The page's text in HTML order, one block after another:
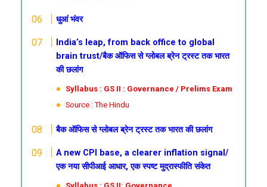
धुआं भंवर
India’s leap, from back office to global
brain trust/बैक ऑफिस से ग्लोबल ब्रेन ट्रस्ट तक भारत
की छलांग
Syllabus : GS II : Governance / Prelims Exam
Source : The Hindu
बैक ऑफिस से ग्लोबल ब्रेन ट्रस्ट तक भारत की छलांग
A new CPI base, a clearer inflation signal/
एक नया सीपीआई आधार, एक स्पष्ट मुद्रास्फीति संकेत